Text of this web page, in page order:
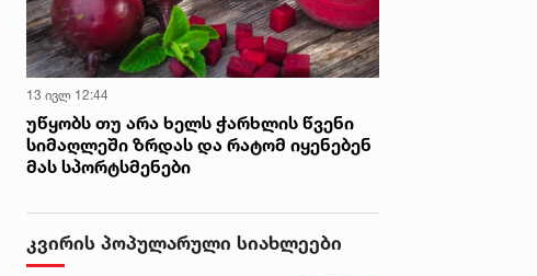
13 ივლ 12:44
უწყობს თუ არა ხელს ჭარხლის წვენი
სიმაღლეში ზრდას და რატომ იყენებენ
მას სპორტსმენები
კვირის პოპულარული სიახლეები